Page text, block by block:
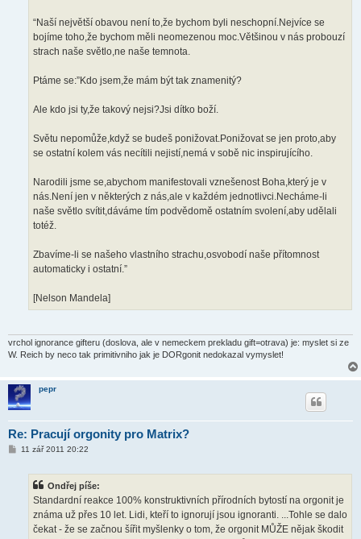
“Naší největší obavou není to,že bychom byli neschopní.Nejvíce se
bojíme toho,že bychom měli neomezenou moc.Většinou v nás probouzí
strach naše světlo,ne naše temnota.
Ptáme se:”Kdo jsem,že mám být tak znamenitý?
Ale kdo jsi ty,že takový nejsi?Jsi dítko boží.
Světu nepomůže,když se budeš ponižovat.Ponižovat se jen proto,aby
se ostatní kolem vás necítili nejistí,nemá v sobě nic inspirujícího.
Narodili jsme se,abychom manifestovali vznešenost Boha,který je v
nás.Není jen v některých z nás,ale v každém jednotlivci.Necháme-li
naše světlo svítit,dáváme tím podvědomě ostatním svolení,aby udělali
totéž.
Zbavíme-li se našeho vlastního strachu,osvobodí naše přítomnost
automaticky i ostatní.”
[Nelson Mandela]
vrchol ignorance gifteru (doslova, ale v nemeckem prekladu gift=otrava) je: myslet si ze
W. Reich by neco tak primitivniho jak je DORgonit nedokazal vymyslet!
pepr
Re: Pracují orgonity pro Matrix?
P11 zář 2011 20:22
Ondřej píše:
Standardní reakce 100% konstruktivních přírodních bytostí na orgonit je
známa už přes 10 let. Lidi, kteří to ignorují jsou ignoranti. ...Tohle se dalo
čekat - že se začnou šířit myšlenky o tom, že orgonit MŮŽE nějak škodit